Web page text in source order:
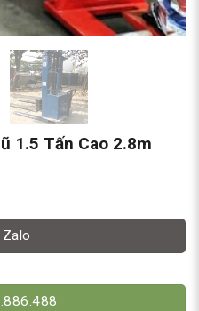
1.5 Tấn Cao 2.8m